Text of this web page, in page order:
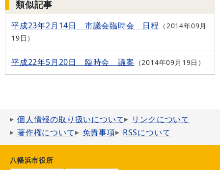
類似記事
平成23年2月14日 市議会臨時会 日程
2014年09月
19日
平成22年5月20日 臨時会 議案 2014年09月19日
個人情報の取り扱いについて
リンクについて
著作権について
免責事項 RSSについて
八幡浜市役所